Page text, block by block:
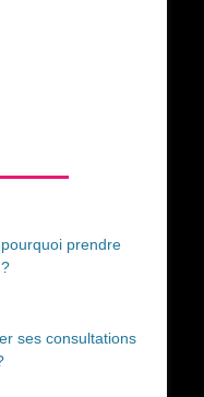
prendre
ses consultations